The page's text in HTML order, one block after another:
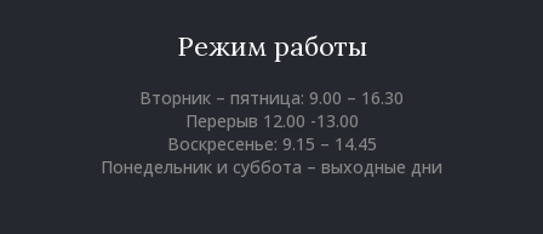
Режим работы
Вторник – пятница: 9.00 – 16.30
Перерыв 12.00 -13.00
Воскресенье: 9.15 – 14.45
Понедельник и суббота – выходные дни